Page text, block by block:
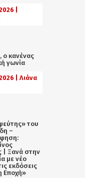
|
ο κανένας
γωνία
| Λιάνα
του
–
| Ξανά στην
με νέο
εκδόσεις
Εποχή»